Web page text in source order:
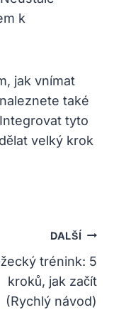
k
jak vnímat
také
tyto
velký krok
DALŠÍ
trénink: 5
kroků, jak začít
(Rychlý návod)